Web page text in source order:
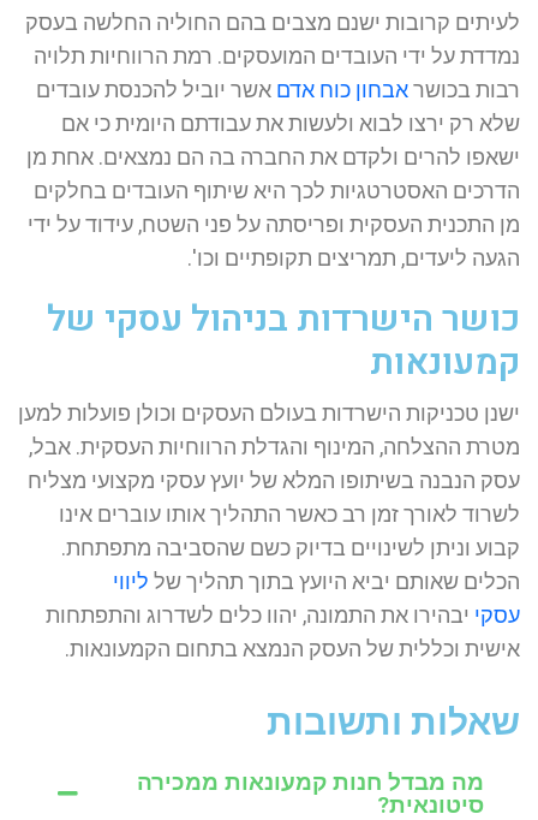
לעיתים קרובות ישנם מצבים בהם החוליה החלשה בעסק
נמדדת על ידי העובדים המועסקים. רמת הרווחיות תלויה
רבות בכושראבחון כוח אדם אשר יוביל להכנסת עובדים
שלא רק ירצו לבוא ולעשות את עבודתם היומית כי אם
ישאפו להרים ולקדם את החברה בה הם נמצאים. אחת מן
הדרכים האסטרטגיות לכך היא שיתוף העובדים בחלקים
מן התכנית העסקית ופריסתה על פני השטח, עידוד על ידי
הגעה ליעדים, תמריצים תקופתיים וכו'.
כושר הישרדות בניהול עסקי של
קמעונאות
ישנן טכניקות הישרדות בעולם העסקים וכולן פועלות למען
מטרת ההצלחה, המינוף והגדלת הרווחיות העסקית. אבל,
עסק הנבנה בשיתופו המלא של יועץ עסקי מקצועי מצליח
לשרוד לאורך זמן רב כאשר התהליך אותו עוברים אינו
קבוע וניתן לשינויים בדיוק כשם שהסביבה מתפתחת.
הכלים שאותם יביא היועץ בתוך תהליך של ליווי
עסקי יבהירו את התמונה, יהוו כלים לשדרוג והתפתחות
אישית וכללית של העסק הנמצא בתחום הקמעונאות.
שאלות ותשובות
מה מבדל חנות קמעונאות ממכירה
סיטונאית?